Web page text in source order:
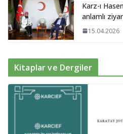
Karz-ı
anlamlı
15.04.2026
Kitaplar ve Dergiler